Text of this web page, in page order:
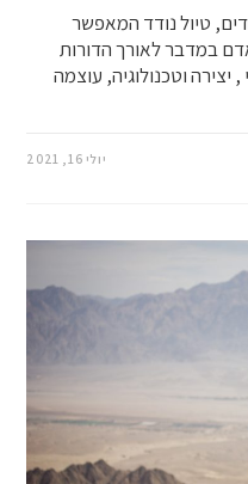
טיול נודד המאפשר
במדבר לאורך הדורות
וטכנולוגיה, עוצמה
יולי 16, 2021